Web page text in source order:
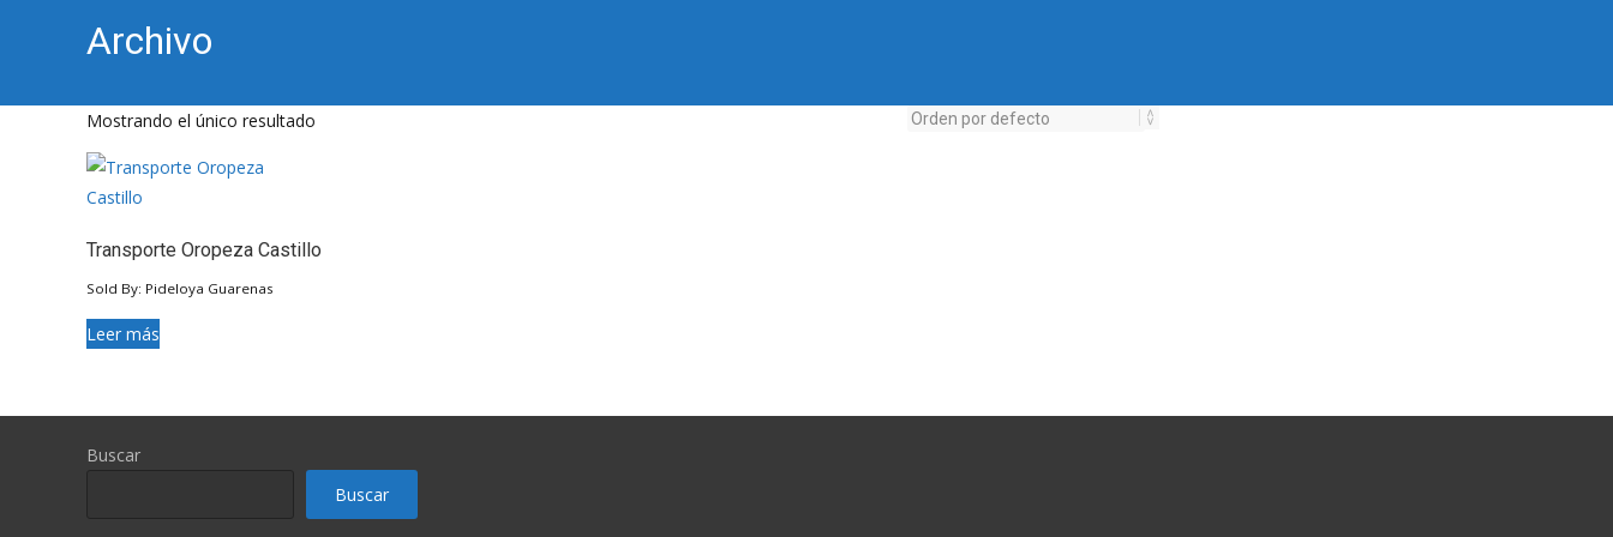
Archivo
Mostrando el único resultado
Transporte Oropeza Castillo
Sold By: Pideloya Guarenas
Leer más
Buscar
Buscar